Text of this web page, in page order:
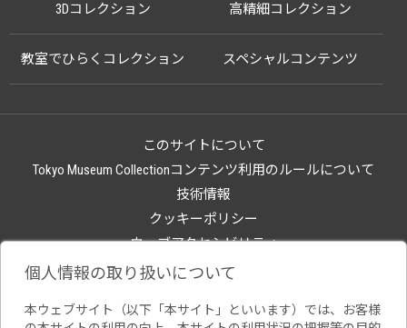
3Dコレクション 高精細コレクション
教室でひらくコレクション スペシャルコンテンツ
このサイトについて
Tokyo Museum Collectionコンテンツ利用のルールについて
技術情報
クッキーポリシー
ウェブアクセシビリティ
関連サイト
個人情報の取り扱いについて
本ウェブサイト（以下「本サイト」といいます）では、お客様